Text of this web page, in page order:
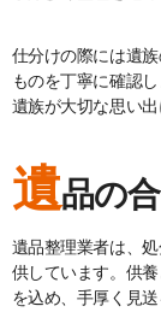
仕分けの際には遺
ものを丁寧に確認
遺族が大切な思い
遺品の
遺品整理業者は、
供しています。供
を込め、手厚く見